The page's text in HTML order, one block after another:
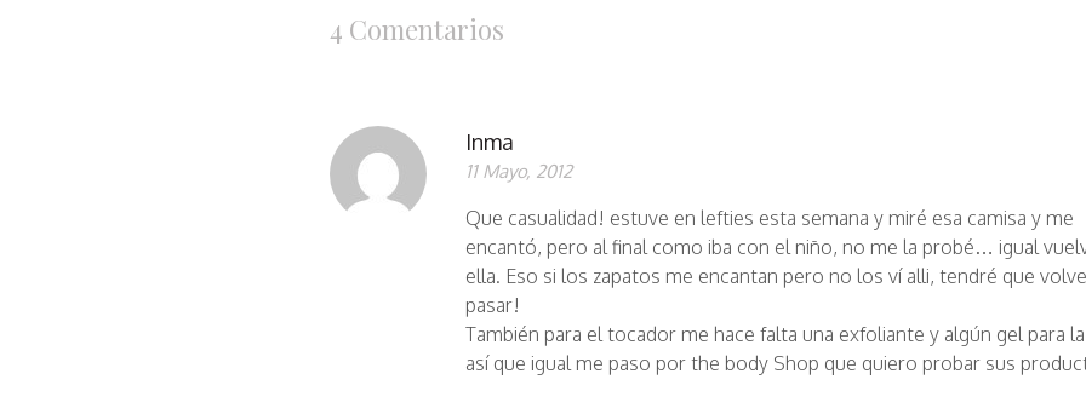
4 Comentarios
Inma
11 Mayo, 2012
Que casualidad! estuve en lefties esta semana y miré esa camisa y me
encantó, pero al final como iba con el niño, no me la probé… igual
ella. Eso si los zapatos me encantan pero no los ví alli, tendré que
pasar!
También para el tocador me hace falta una exfoliante y algún gel para
así que igual me paso por the body Shop que quiero probar sus